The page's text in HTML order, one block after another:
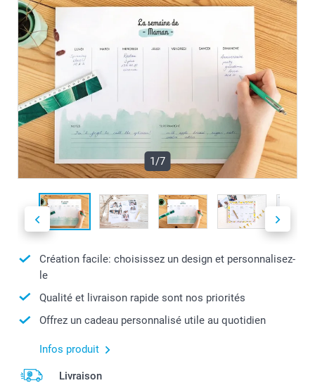
1/7
Création facile: choisissez un design et personnalisez-
le
Qualité et livraison rapide sont nos priorités
Offrez un cadeau personnalisé utile au quotidien
Infos produit
Livraison